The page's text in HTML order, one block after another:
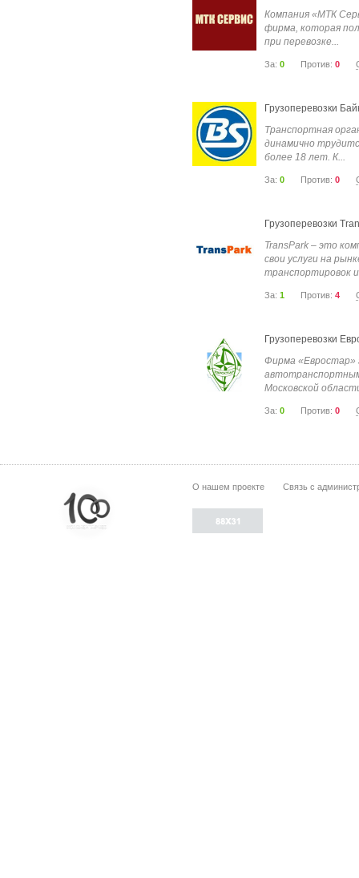
Компания «МТК
фирма, которая
при перевозке...
За: 0 Против: 0
Грузоперевозки
Транспортная
динамично
более 18 лет. К...
За: 0 Против: 0
Грузоперевозки
TransPark – это
свои услуги на
транспортировок
За: 1 Против: 4
Грузоперевозки
Фирма «Евростар»
Московской
За: 0 Против: 0
О нашем проекте Связь с